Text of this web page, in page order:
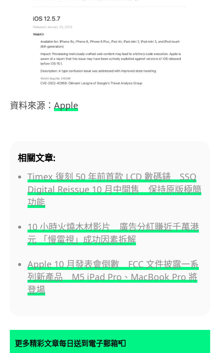
資料來源： Apple
相關文章:
Timex 復刻 50 年前首款 LCD 數碼錶 SSQ
Digital Reissue 10 月中開售 保持原版極簡
功能
10 小時火燒木材影片 廣告分紅賺近千萬港
元 「慢電視」成功因素拆解
Apple 10 月發表會倒數 FCC 文件披露一系
列新產品 M5 iPad Pro、MacBook Pro 將
登場
更多精彩文章每日送到電子郵箱📮